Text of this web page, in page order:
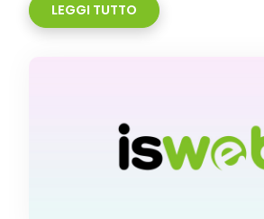
LEGGI TUTTO